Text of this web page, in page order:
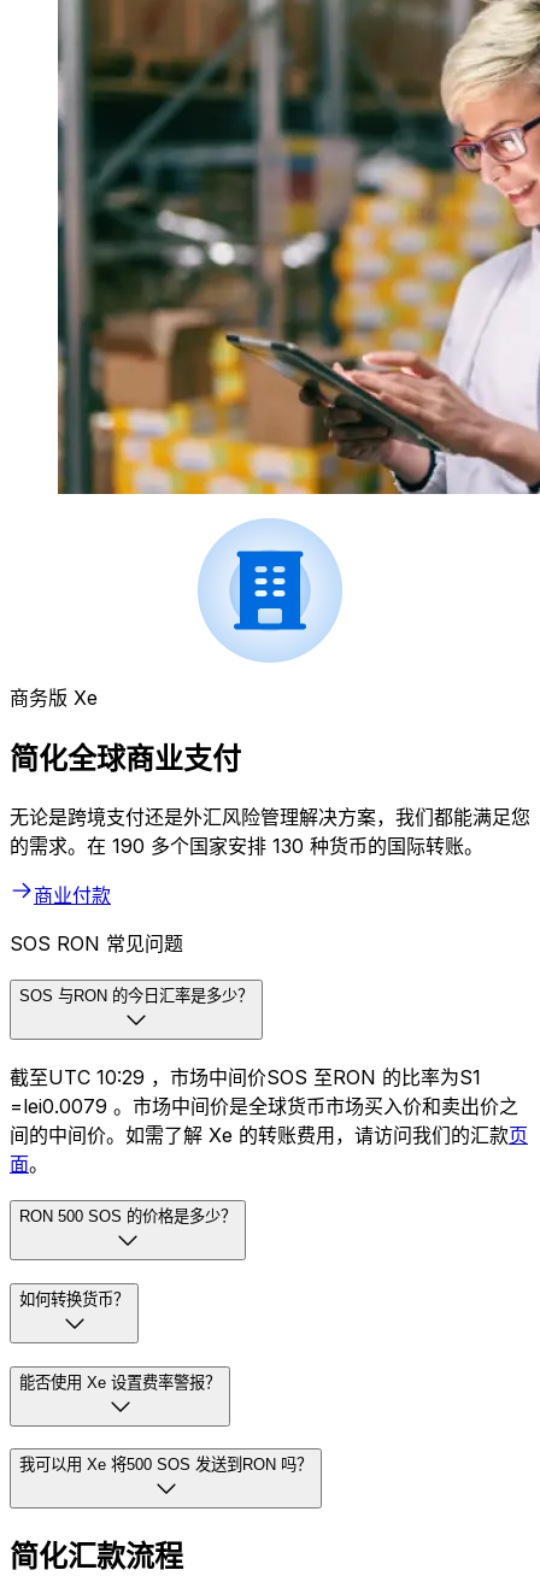
商务版 Xe
简化全球商业支付
无论是跨境支付还是外汇风险管理解决方案，我们都能满足您
的需求。在 190 多个国家安排 130 种货币的国际转账。
商业付款
SOS RON 常见问题
SOS 与RON 的今日汇率是多少？
截至UTC 10:29 ，市场中间价SOS 至RON 的比率为S1
=lei0.0079 。市场中间价是全球货币市场买入价和卖出价之
间的中间价。如需了解 Xe 的转账费用，请访问我们的汇款页
面。
RON 500 SOS 的价格是多少？
如何转换货币？
能否使用 Xe 设置费率警报？
我可以用 Xe 将500 SOS 发送到RON 吗？
简化汇款流程